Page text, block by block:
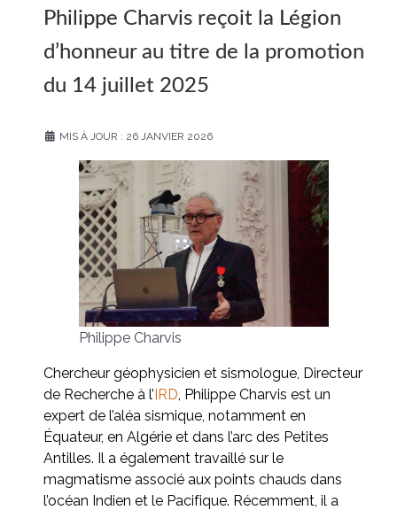
Philippe Charvis reçoit la Légion
d’honneur au titre de la promotion
du 14 juillet 2025
MIS À JOUR : 26 JANVIER 2026
Philippe Charvis
Chercheur géophysicien et sismologue, Directeur
de Recherche à l’IRD , Philippe Charvis est un
expert de l’aléa sismique, notamment en
Équateur, en Algérie et dans l’arc des Petites
Antilles. Il a également travaillé sur le
magmatisme associé aux points chauds dans
l’océan Indien et le Pacifique. Récemment, il a